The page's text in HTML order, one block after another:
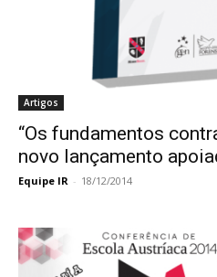
Artigos
“Os fundamentos
novo lançamento
Equipe IR - 18/12/2014